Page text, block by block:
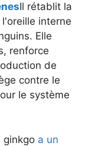
Il rétablit la
interne
Elle
renforce
de
contre le
le système
ginkgo a un